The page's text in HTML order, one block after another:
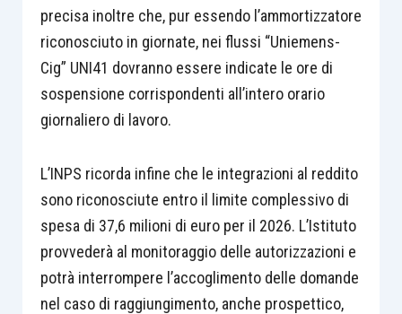
precisa inoltre che, pur essendo l’ammortizzatore
riconosciuto in giornate, nei flussi “Uniemens-
Cig” UNI41 dovranno essere indicate le ore di
sospensione corrispondenti all’intero orario
giornaliero di lavoro.
L’INPS ricorda infine che le integrazioni al reddito
sono riconosciute entro il limite complessivo di
spesa di 37,6 milioni di euro per il 2026. L’Istituto
provvederà al monitoraggio delle autorizzazioni e
potrà interrompere l’accoglimento delle domande
nel caso di raggiungimento, anche prospettico,